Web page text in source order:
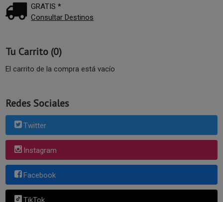
GRATIS *
Consultar Destinos
Tu Carrito (0)
El carrito de la compra está vacío
Redes Sociales
Twitter
Instagram
Facebook
TikTok